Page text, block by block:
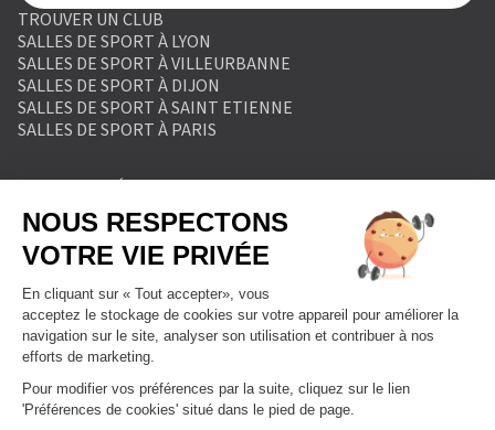
TROUVER UN CLUB
SALLES DE SPORT À LYON
SALLES DE SPORT À VILLEURBANNE
SALLES DE SPORT À DIJON
SALLES DE SPORT À SAINT ETIENNE
SALLES DE SPORT À PARIS
MENTIONS LÉGALES
POLITIQUE DE PROTECTION DES DONNÉES
POLITIQUE COOKIES
CONDITIONS GÉNÉRALES DE VENTE
FORMULAIRE DE RETRACTATION
FORMULAIRE DE RÉSILIATION
FORMULE ABONNEMENT
BLOG
DEVENIR FRANCHISÉ